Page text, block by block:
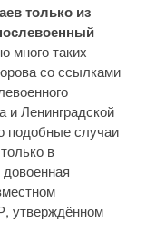
только из
много таких
со ссылками
и Ленинградской
подобные случаи
в
утверждённом